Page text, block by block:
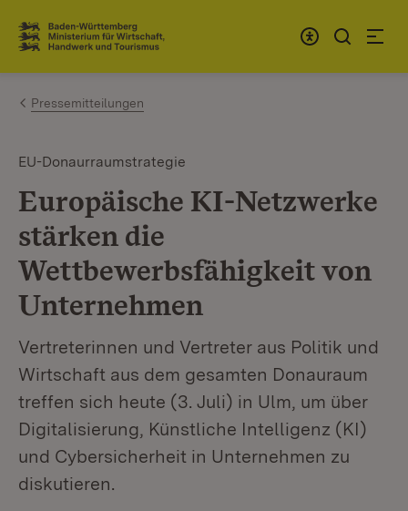
Zum Inhalt springen
Link zur Startseite
Pressemitteilungen
EU-Donaurraumstrategie
Europäische KI-Netzwerke
stärken die
Wettbewerbsfähigkeit von
Unternehmen
Vertreterinnen und Vertreter aus Politik und
Wirtschaft aus dem gesamten Donauraum
treffen sich heute (3. Juli) in Ulm, um über
Digitalisierung, Künstliche Intelligenz (KI)
und Cybersicherheit in Unternehmen zu
diskutieren.